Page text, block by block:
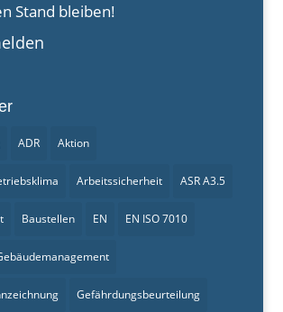
Stand bleiben!
ADR Aktion
Arbeitssicherheit ASR A3.5
Baustellen EN EN ISO 7010
Gefährdungsbeurteilung